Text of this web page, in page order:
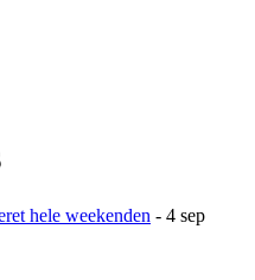
hele weekenden - 4 sep